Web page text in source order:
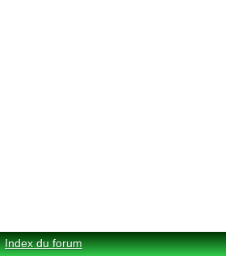
Index du forum